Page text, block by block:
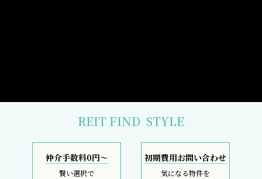
REIT FIND STYLE
仲介手数料0円～
賢い選択で
初期費用お問い合わせ
気になる物件を